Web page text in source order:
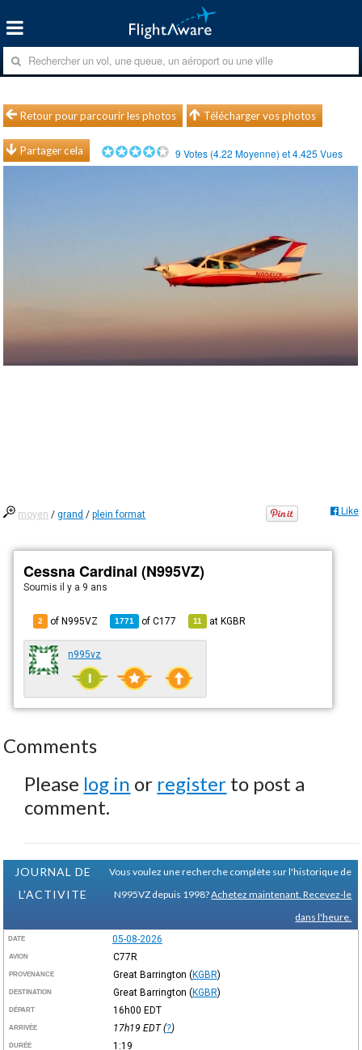
Retour pour parcourir les photos Télécharger vos photos
Partager cela 9 Votes (4.22 Moyenne) et4.425 Vues
moyen /grand /plein format Like
Cessna Cardinal (N995VZ)
Soumisil y a 9 ans
2 of N995VZ 1771 ofC177 11 atKGBR
n995vz
Comments
Please log in or register to post a
comment.
JOURNAL DE
L'ACTIVITE
Vous voulez une recherche complète sur l'historique de
N995VZ depuis 1998?Achetez maintenant. Recevez-le
dans l'heure.
DATE 05-08-2026
AVION C77R
PROVENANCE Great Barrington (KGBR)
DESTINATION Great Barrington (KGBR)
DÉPART 16h00 EDT
ARRIVÉE 17h19 EDT(?)
DURÉE 1:19